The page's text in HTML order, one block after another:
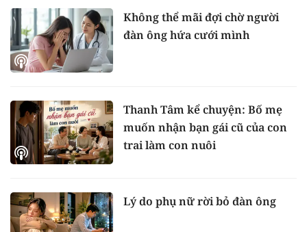
Không thể mãi đợi chờ người
đàn ông hứa cưới mình
Thanh Tâm kể chuyện: Bố mẹ
muốn nhận bạn gái cũ của con
trai làm con nuôi
Lý do phụ nữ rời bỏ đàn ông